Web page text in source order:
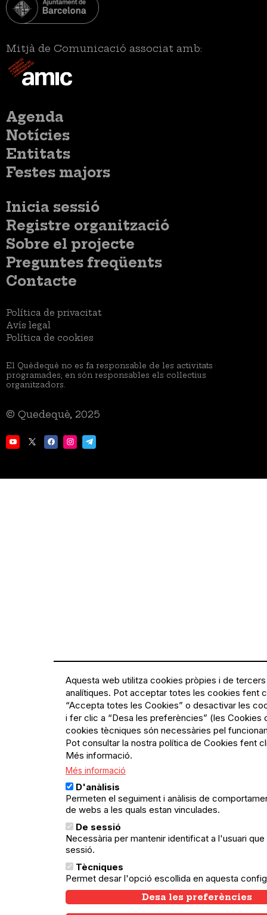
Mitjà de Comunicació associat amb:
Menú
principal
Agenda
Notícies
Entitats
Festes majors
Menú
del
compte
d'usuari
Inicia sessió
Menú
usuari
no
loggat
Registre organització
Menú
Peu
Sobre el projecte
Preguntes freqüents
Contacte
Menú
Legal
Política de privacitat
Avís legal
Política de cookies
El Quèdequè no es fa responsable de les activitats
programades; en són responsables els col·lectius
organitzadors.
© Quedequè, 2025
Aquesta web utilitza cookies pròpies i de
analítiques. Pot acceptar totes les cookies fent
“Accepta totes les Cookies” o desactivar les
i fer clic a “Desa les preferències” (les Cookies
cookies tècniques són necessàries pel
Pot consultar la nostra política de Cookies fent
Més informació.
Més informació
D'anàlisis
Permeten el seguiment i anàlisis de
de webs a les quals estan vinculades.
De sessió
Necessària per mantenir identificat a l'usuari que
sessió.
Tècniques
Permet desar l'opció escollida en aquesta
Desa les preferències